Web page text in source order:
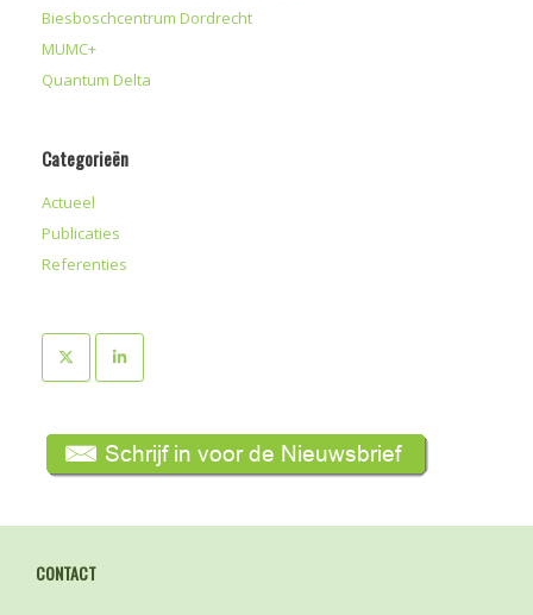
Biesboschcentrum Dordrecht
MUMC+
Quantum Delta
Categorieën
Actueel
Publicaties
Referenties
CONTACT